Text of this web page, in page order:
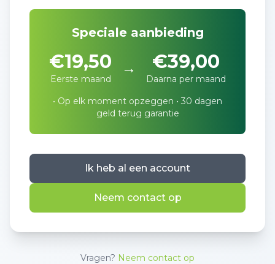
Speciale aanbieding
€19,50
Eerste maand
→ €39,00
Daarna per maand
• Op elk moment opzeggen • 30 dagen
geld terug garantie
Ik heb al een account
Neem contact op
Vragen? Neem contact op